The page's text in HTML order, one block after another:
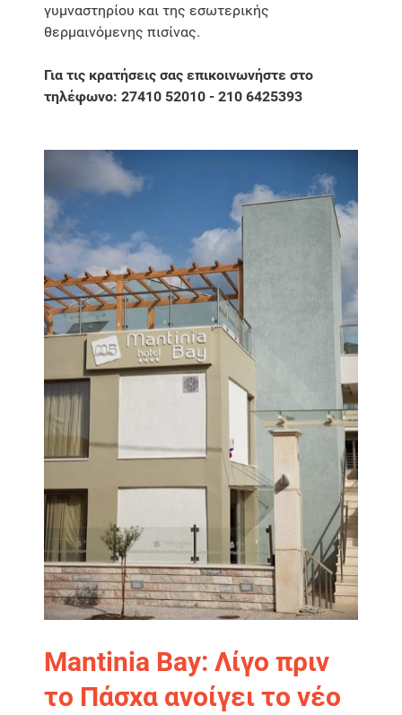
γυμναστηρίου και της εσωτερικής
θερμαινόμενης πισίνας.
Για τις κρατήσεις σας επικοινωνήστε στο
τηλέφωνο: 27410 52010 - 210 6425393
Mantinia Bay: Λίγο πριν
το Πάσχα ανοίγει το νέο